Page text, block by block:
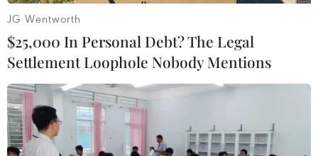
#Dự báo thời tiết #Không khí lạnh
#Mưa đá
#Rét đậm
Theo dõi VietnamPlus
JG Wentworth
$25,000 In Personal Debt? The Legal
Settlement Loophole Nobody Mentions